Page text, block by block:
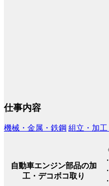
仕事内容
機械・金属・鉄鋼 組立・加工
自動車エンジン部品の加
工・デコボコ取り